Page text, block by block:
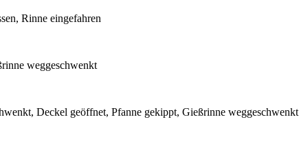
Rinne eingefahren
weggeschwenkt
Deckel geöffnet, Pfanne gekippt, Gießrinne weggeschwenkt